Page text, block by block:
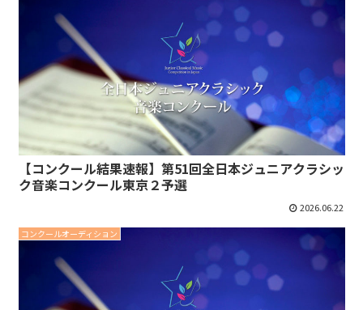
【コンクール結果速報】第51回全日本ジュニアクラシッ
ク音楽コンクール東京２予選
2026.06.22
コンクールオーディション